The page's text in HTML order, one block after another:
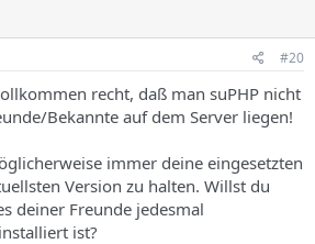
#20
recht, daß man suPHP nicht
Bekannte auf dem Server liegen!
immer deine eingesetzten
Version zu halten. Willst du
deiner Freunde jedesmal
ist?